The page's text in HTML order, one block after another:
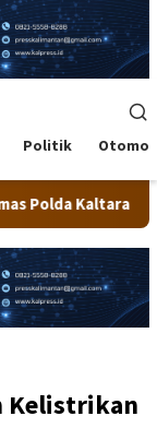
Politik
Beras SPHP
Kelistrikan